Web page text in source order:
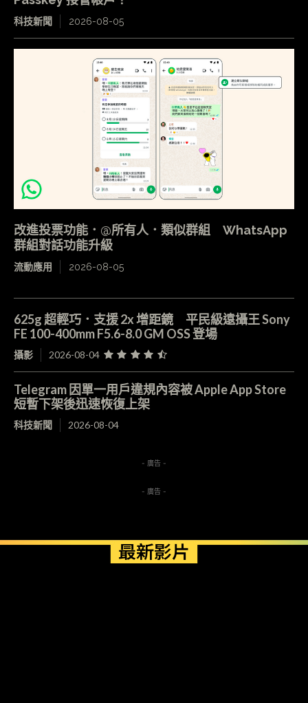
科技新聞 2026-08-05
改進投票功能．@所有人．類似群組 WhatsApp
群組對話功能升級
流動應用 2026-08-05
625g 超輕巧．支援 2x 增距鏡 平民級遠攝王 Sony
FE 100-400mm F5.6-8.0 GM OSS 登場
攝影 2026-08-04
Telegram 因單一用戶違規內容被 Apple App Store
短暫下架後迅速恢復上架
科技新聞 2026-08-04
- 廣告 -
- 廣告 -
最新影片